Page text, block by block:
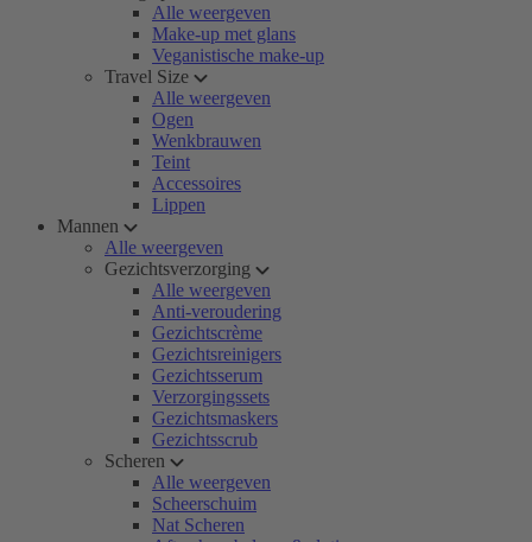
Alle weergeven
Make-up met glans
Veganistische make-up
Travel Size
Alle weergeven
Ogen
Wenkbrauwen
Teint
Accessoires
Lippen
Mannen
Alle weergeven
Gezichtsverzorging
Alle weergeven
Anti-veroudering
Gezichtscrème
Gezichtsreinigers
Gezichtsserum
Verzorgingssets
Gezichtsmaskers
Gezichtsscrub
Scheren
Alle weergeven
Scheerschuim
Nat Scheren